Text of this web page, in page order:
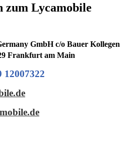
zum Lycamobile
GmbH c/o Bauer Kollegen
Frankfurt am Main
12007322